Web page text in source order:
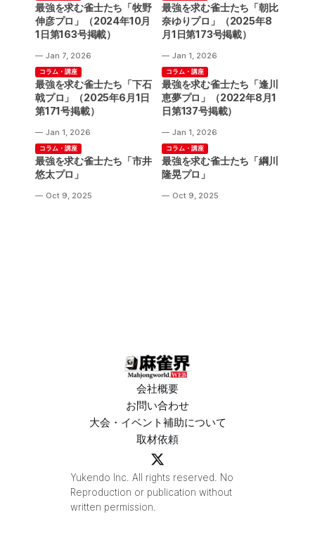
最強を求む雀士たち「牧野
伸彦プロ」（2024年10月
1日第163号掲載）
Jan 7, 2026
最強を求む雀士たち「朝比
奈ゆりプロ」（2025年8
月1日第173号掲載）
Jan 1, 2026
コラム・講座
最強を求む雀士たち「下石
戟プロ」（2025年6月1日
第171号掲載）
Jan 1, 2026
コラム・講座
最強を求む雀士たち「逢川
恵夢プロ」（2022年8月1
日第137号掲載）
Jan 1, 2026
コラム・講座
最強を求む雀士たち「市井
悠太プロ」
Oct 9, 2025
コラム・講座
最強を求む雀士たち「綱川
隆晃プロ」
Oct 9, 2025
会社概要
お問い合わせ
大会・イベント補助について
取材依頼
Yukendo Inc. All rights reserved. No
Reproduction or publication without
written permission.